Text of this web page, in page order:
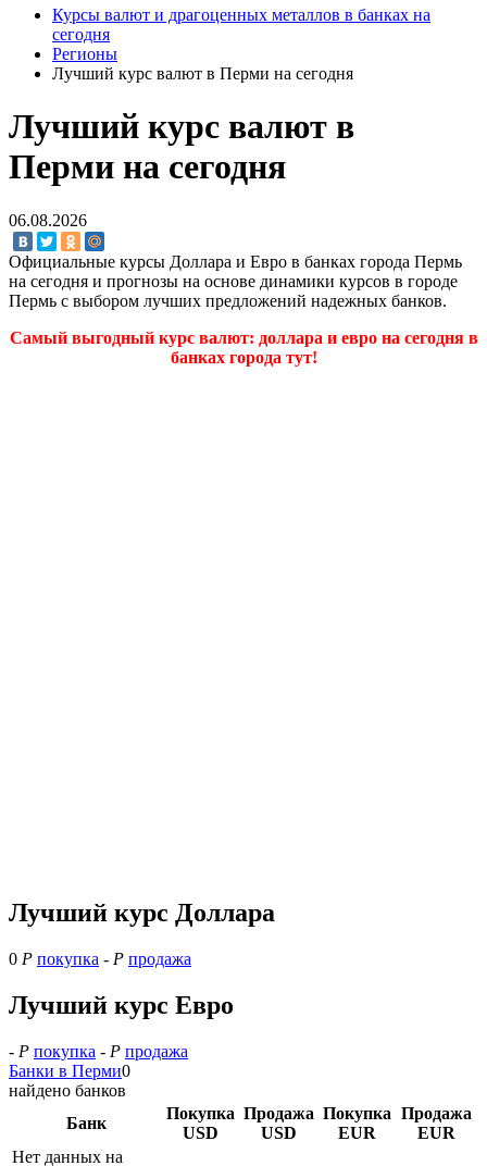
Курсы валют и драгоценных металлов в банках на
сегодня
Регионы
Лучший курс валют в Перми на сегодня
Лучший курс валют в
Перми на сегодня
06.08.2026
Официальные курсы Доллара и Евро в банках города Пермь
на сегодня и прогнозы на основе динамики курсов в городе
Пермь с выбором лучших предложений надежных банков.
Самый выгодный курс валют: доллара и евро на сегодня в
банках города тут!
Лучший курс Доллара
0 Р покупка - Р продажа
Лучший курс Евро
- Р покупка - Р продажа
Банки в Перми0
найдено банков
Банк
Покупка
USD
Продажа
USD
Покупка
EUR
Продажа
EUR
Нет данных на